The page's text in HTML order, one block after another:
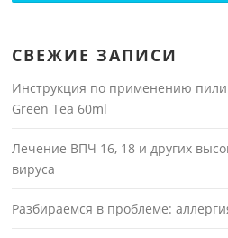
СВЕЖИЕ ЗАПИСИ
Инструкция по применению
Green Tea 60ml
Лечение ВПЧ 16, 18 и других
вируса
Разбираемся в проблеме: